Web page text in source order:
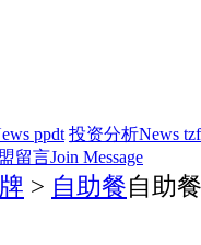
ppdt 投资分析News
留言Join Message
> 自助餐自助